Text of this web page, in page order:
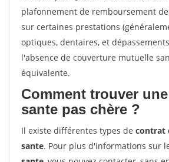
plafonnement de remboursement
sur certaines prestations
optiques, dentaires, et
l'absence de couverture mutuelle
équivalente.
Comment trouver
sante pas chère ?
Il existe différentes types de contrat
sante. Pour plus d'informations sur